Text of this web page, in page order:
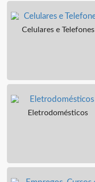
Celulares e Telefones
Eletrodomésticos